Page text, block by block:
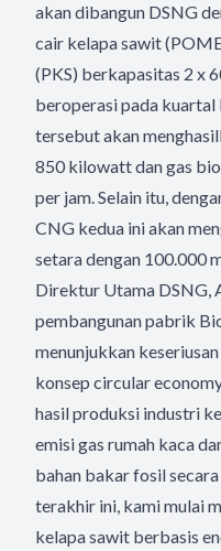
akan dibangun DSNG
cair kelapa sawit
(PKS) berkapasitas 2 x
beroperasi pada
tersebut akan
850 kilowatt dan gas
per jam. Selain itu,
CNG kedua ini akan
setara dengan 100.000
Direktur Utama DSNG,
pembangunan pabrik
menunjukkan
konsep circular
hasil produksi industri
emisi gas rumah kaca
bahan bakar fosil
terakhir ini, kami mulai
kelapa sawit berbasis